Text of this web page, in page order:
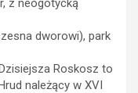
z neogotycką
dworowi), park
Roskosz to
należący w XVI